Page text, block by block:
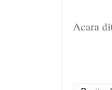
Acara